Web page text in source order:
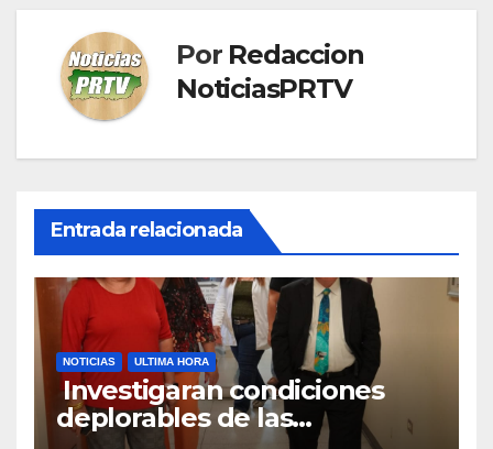
Por Redaccion
NoticiasPRTV
Entrada relacionada
NOTICIAS ULTIMA HORA
Investigaran condiciones
deplorables de las